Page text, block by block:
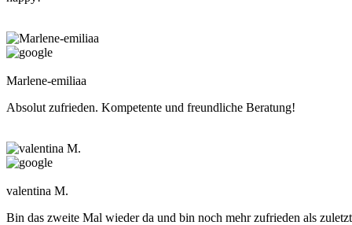
Marlene-emiliaa
Absolut zufrieden. Kompetente und freundliche Beratung!
valentina M.
Bin das zweite Mal wieder da und bin noch mehr zufrieden als zuletzt